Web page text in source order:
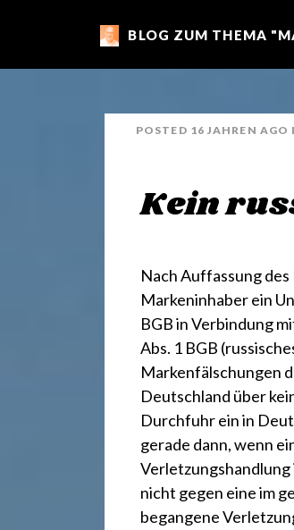
m
a
BLOG ZUM THEMA
POSTED 16 JAHREN AGO
Kein
Nach Auffassung des
Markeninhaber ein
BGB in Verbindung
Abs. 1 BGB
Markenfälschungen
Deutschland über
Durchfuhr ein in
gerade dann, wenn
Verletzungshandlung
nicht gegen eine im
begangene